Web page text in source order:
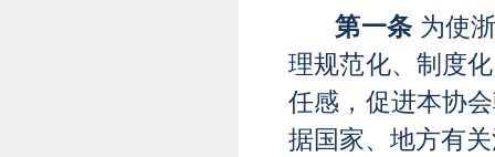
第一条 为使
理规范化、制度
任感，促进本协
据国家、地方有